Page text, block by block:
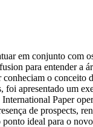
em conjunto com
para entender a
o conceito
foi apresentado um
Paper
de prospects,
ideal para o